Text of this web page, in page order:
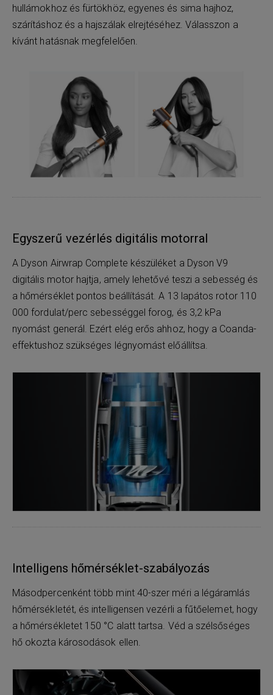
hullámokhoz és fürtökhöz, egyenes és sima hajhoz,
szárításhoz és a hajszálak elrejtéséhez. Válasszon a
kívánt hatásnak megfelelően.
Egyszerű vezérlés digitális motorral
A Dyson Airwrap Complete készüléket a Dyson V9
digitális motor hajtja, amely lehetővé teszi a sebesség és
a hőmérséklet pontos beállítását. A 13 lapátos rotor 110
000 fordulat/perc sebességgel forog, és 3,2 kPa
nyomást generál. Ezért elég erős ahhoz, hogy a Coanda-
effektushoz szükséges légnyomást előállítsa.
Intelligens hőmérséklet-szabályozás
Másodpercenként több mint 40-szer méri a légáramlás
hőmérsékletét, és intelligensen vezérli a fűtőelemet, hogy
a hőmérsékletet 150 °C alatt tartsa. Véd a szélsőséges
hő okozta károsodások ellen.